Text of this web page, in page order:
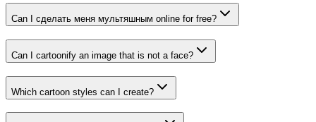
Can I сделать меня мультяшным online for free?
Can I cartoonify an image that is not a face?
Which cartoon styles can I create?